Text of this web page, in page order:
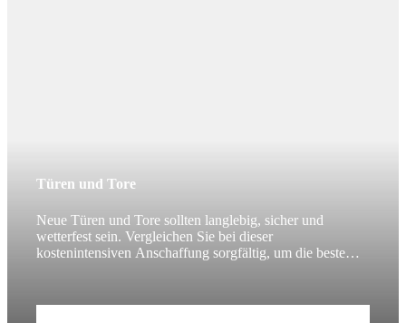
Türen und Tore
Neue Türen und Tore sollten langlebig, sicher und
wetterfest sein. Vergleichen Sie bei dieser
kostenintensiven Anschaffung sorgfältig, um die beste